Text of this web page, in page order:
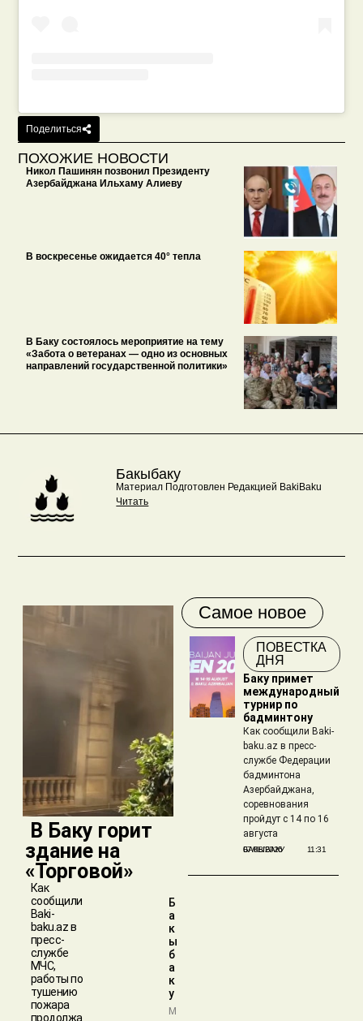
Поделиться
ПОХОЖИЕ НОВОСТИ
Никол Пашинян позвонил Президенту
Азербайджана Ильхаму Алиеву
В воскресенье ожидается 40° тепла
В Баку состоялось мероприятие на тему
«Забота о ветеранах — одно из основных
направлений государственной политики»
Бакыбаку
Материал Подготовлен Редакцией BakiBaku
Читать
​ В Баку горит
здание на
«Торговой»
Как
сообщили
Baki-
baku.az в
пресс-
службе
МЧС,
работы по
тушению
пожара
продолжа
Б
а
к
ы
б
а
к
у
М
Самое новое
ПОВЕСТКА
ДНЯ
Баку примет
международный
турнир по
бадминтону
Как сообщили Baki-
baku.az в пресс-
службе Федерации
бадминтона
Азербайджана,
соревнования
пройдут с 14 по 16
августа
БАКЫБАКУ
07/08/2026 11:31